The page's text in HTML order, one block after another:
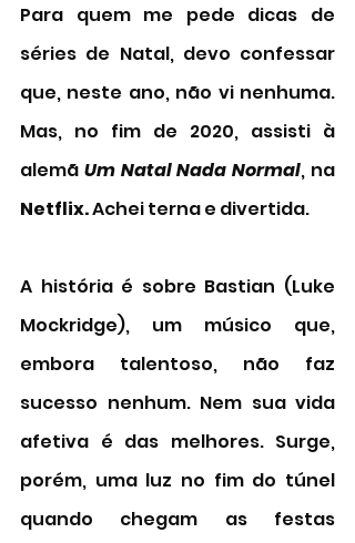
Para quem me pede dicas de
séries de Natal, devo confessar
que, neste ano, não vi nenhuma.
Mas, no fim de 2020, assisti à
alemã Um Natal Nada Normal
Netflix. Achei terna e divertida.
A história é sobre Bastian (Luke
Mockridge), um músico que,
embora talentoso, não faz
sucesso nenhum. Nem sua vida
afetiva é das melhores. Surge,
porém, uma luz no fim do túnel
quando chegam as festas